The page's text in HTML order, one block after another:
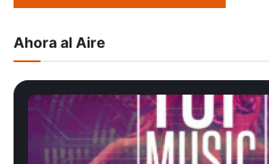
Ahora al Aire